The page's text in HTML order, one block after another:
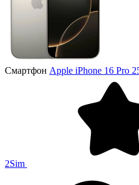
Смартфон Apple iPhone 16 Pro
2Sim